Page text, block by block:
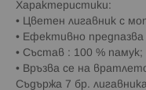
Характеристики:
• Цветен лигавник с
• Ефективно
• Състав : 100 % памук;
• Връзва се на
Съдържа 7 бр.